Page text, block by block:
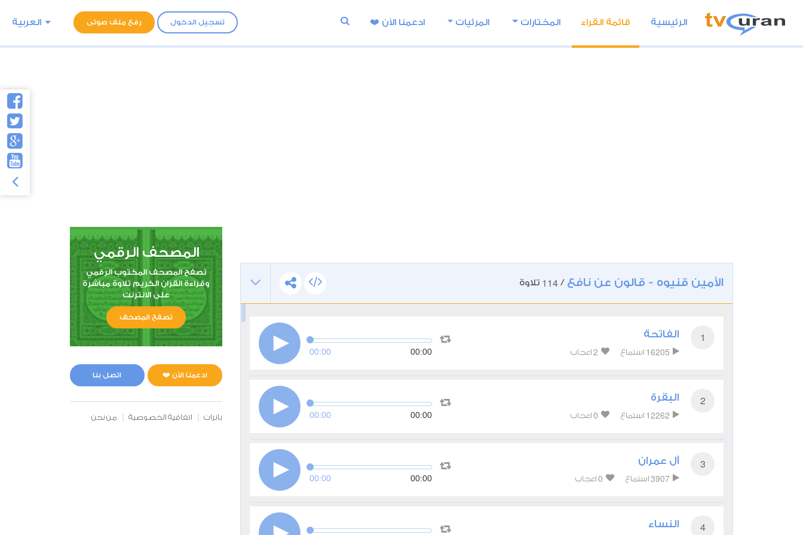
تسجيل الدخول رفع ملف صوتى العربية الرئيسية قائمة القراء المختارات المرئيات ادعمنا اﻵن ❤️
الأمين قنيوه - قالون عن نافع /
114 تلاوة
1 الفاتحة
16205 استماع 2 اعجاب 00:00 00:00
2 البقرة
12262 استماع 0 اعجاب 00:00 00:00
3 آل عمران
3907 استماع 0 اعجاب 00:00 00:00
4 النساء
المصحف الرقمي
تصفح المصحف المكتوب الرقمي
وقراءة القران الكريم تلاوة مباشرة
على الانترنت
تصفح المصحف
ادعمنا الآن ❤️ اتصل بنا
بانرات اتفاقية الخصوصية من نحن